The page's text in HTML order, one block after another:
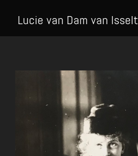
Lucie van Dam van Isselt